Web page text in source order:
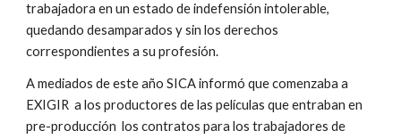
trabajadora en un estado de indefensión intolerable,
quedando desamparados y sin los derechos
correspondientes a su profesión.
A mediados de este año SICA informó que comenzaba a
EXIGIR a los productores de las películas que entraban en
pre-producción los contratos para los trabajadores de